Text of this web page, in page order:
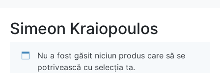
Simeon Kraiopoulos
Nu a fost găsit niciun produs care să se
potrivească cu selecția ta.